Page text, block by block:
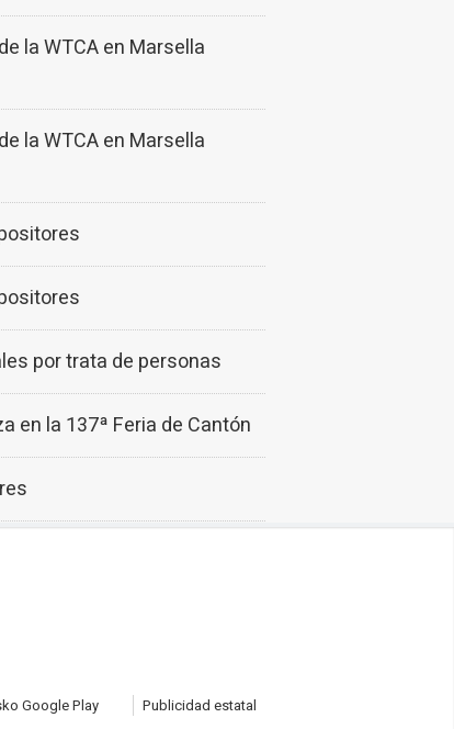
la WTCA en Marsella
la WTCA en Marsella
por trata de personas
en la 137ª Feria de Cantón
Google Play Publicidad estatal